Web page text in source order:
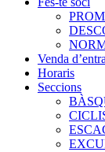
Venda
Horaris
Seccions